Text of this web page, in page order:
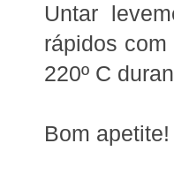
Untar l
rápidos
220º C
Bom apetite!